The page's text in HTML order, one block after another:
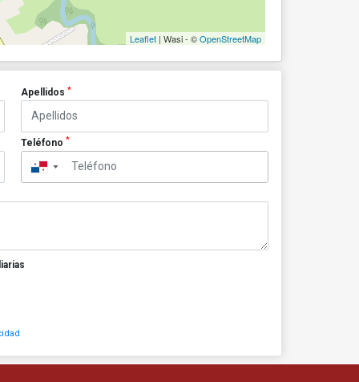
Leaflet | Wasi - ©OpenStreetMap
Apellidos *
Teléfono *
▼